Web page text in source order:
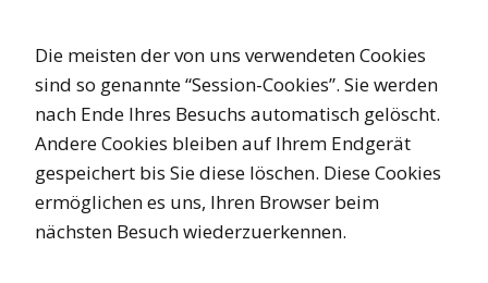
Die meisten der von uns verwendeten Cookies
sind so genannte “Session-Cookies”. Sie werden
nach Ende Ihres Besuchs automatisch gelöscht.
Andere Cookies bleiben auf Ihrem Endgerät
gespeichert bis Sie diese löschen. Diese Cookies
ermöglichen es uns, Ihren Browser beim
nächsten Besuch wiederzuerkennen.